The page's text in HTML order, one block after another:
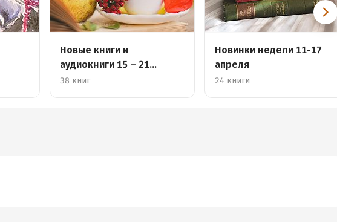
Новые книги и
аудиокниги 15 – 21
августа
38 книг
Новинки недели 11-17
апреля
24 книги